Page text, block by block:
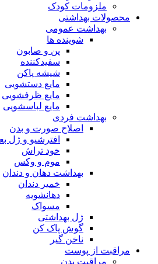
ملزومات کودک
بهداشتی
بهداشت عمومی
شوینده ها
پن و صابون
سفیدکننده
شیشه پاکن
مایع دستشویی
مایع ظرفشویی
مایع لباسشویی
بهداشت فردی
اصلاح صورت و بدن
افترشیو و ژل بعد از اصلاح
خود تراش
موم و وکس
بهداشت دهان و دندان
خمیر دندان
دهانشویه
ژل بهداشتی
گوش پاک کن
ناخن گیر
از پوست
مراقبت بدن